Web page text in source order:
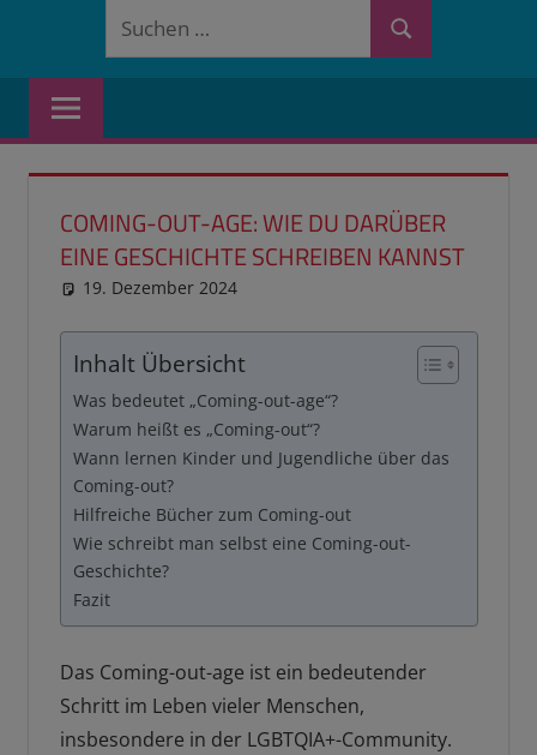
Suchen
Suchen
COMING-OUT-AGE: WIE DU DARÜBER
EINE GESCHICHTE SCHREIBEN KANNST
19. Dezember 2024
Inhalt Übersicht
Was bedeutet „Coming-out-age“?
Warum heißt es „Coming-out“?
Wann lernen Kinder und Jugendliche über das
Coming-out?
Hilfreiche Bücher zum Coming-out
Wie schreibt man selbst eine Coming-out-
Geschichte?
Fazit
Das Coming-out-age ist ein bedeutender
Schritt im Leben vieler Menschen,
insbesondere in der LGBTQIA+-Community.